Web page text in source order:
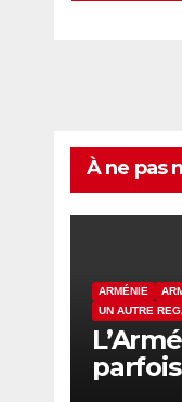
À ne pas
ARMÉNIE
UN AUTRE